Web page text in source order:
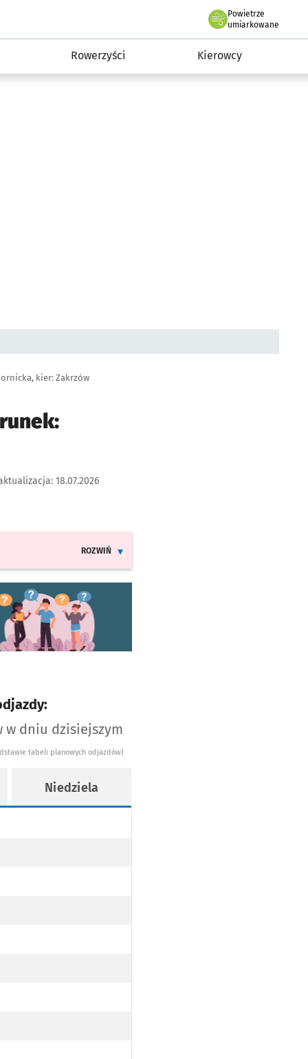
Powietrze
we Wrocławiu
umiarkowane
Rowerzyści Kierowcy
kier: Zakrzów
18.07.2026
ROZWIŃ
się w nowej karcie
w dniu dzisiejszym
tabeli planowych odjazdów)
Niedziela